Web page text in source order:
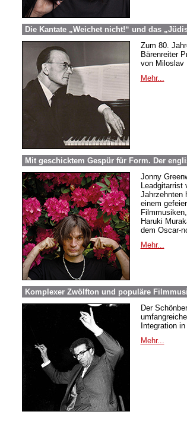
Die Kantate „Weichet nicht!“ und das
Zum 80.
Bärenreiter
von Miloslav
Mehr...
Mit geschicktem Gespür für Form. Der
Jonny
Leadgitarrist
Jahrzehnten
einem
Haruki
dem Oscar-
Mehr...
Komplexer Zwölfton und populäre
Der
Integration
Mehr...